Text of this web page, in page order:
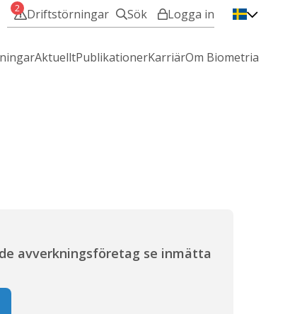
Driftstörningar
2 Sök Logga in
VIOL 3 - Min användare
AktuelltPublikationerKarriärOm Biometria
avverkningsföretag se inmätta